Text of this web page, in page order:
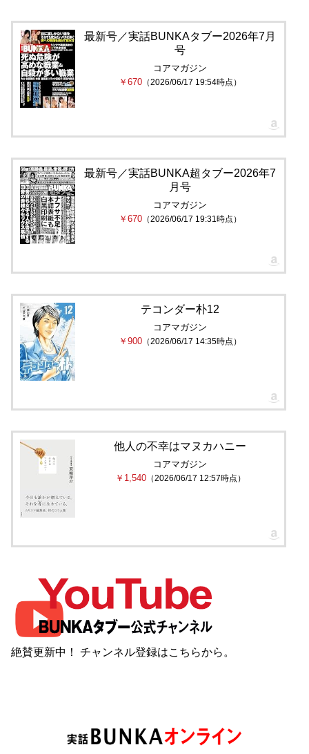
最新号／実話BUNKAタブー2026年7月
号
コアマガジン
￥670 （2026/06/17 19:54時点）
最新号／実話BUNKA超タブー2026年7
月号
コアマガジン
￥670 （2026/06/17 19:31時点）
テコンダー朴12
コアマガジン
￥900 （2026/06/17 14:35時点）
他人の不幸はマヌカハニー
コアマガジン
￥1,540（2026/06/17 12:57時点）
絶賛更新中！ チャンネル登録はこちらから。